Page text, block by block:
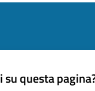
questa